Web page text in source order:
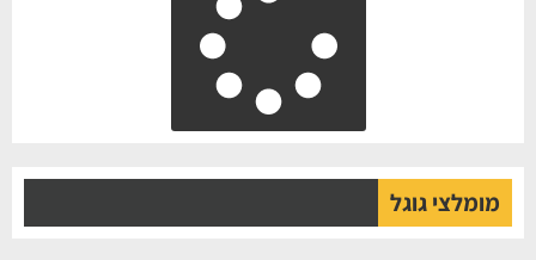
מומלצי גוגל